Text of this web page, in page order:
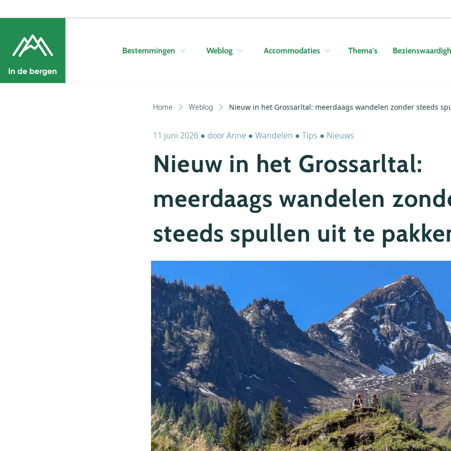
Bestemmingen Weblog Accommodaties Thema's
Home Weblog Nieuw in het Grossarltal: meerdaags wandelen zonder steeds
11 juni 2026 ● doorAnne ● Wandelen ● Tips ● Nieuws
Nieuw in het Grossarltal:
meerdaags wandelen
steeds spullen uit te